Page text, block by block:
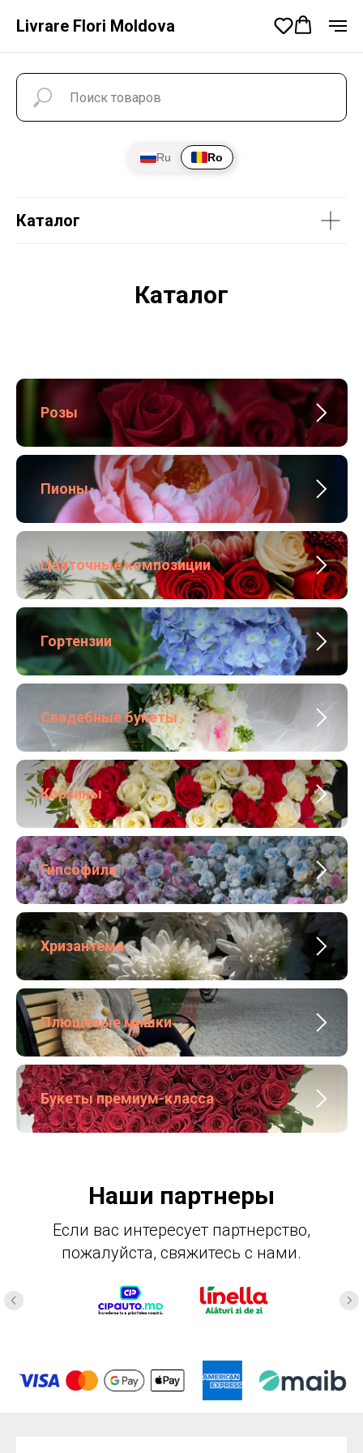
Livrare Flori Moldova
Ru Ro
Каталог
Каталог
Розы
Пионы
Цветочные композиции
Гортензии
Свадебные букеты
Корзины
Гипсофила
Хризантема
Плюшевые мишки
Букеты премиум-класса
Наши партнеры
Если вас интересует партнерство,
пожалуйста, свяжитесь с нами.